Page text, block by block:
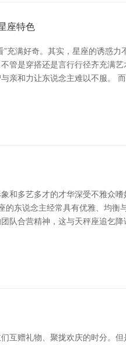
座特色
充满好奇。其实，星座的诱惑
管是穿搭还是言行行径齐充满
亲和力让东说念主难以不服。
和多艺多才的才华深受不雅众
东说念主经常具有优雅、均
队合营精神，这与天秤座追乞
互赠礼物、聚拢欢庆的时分。